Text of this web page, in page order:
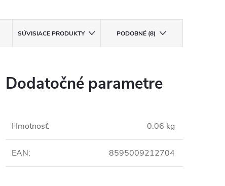
SÚVISIACE PRODUKTY PODOBNÉ (8)
Dodatočné parametre
Hmotnosť: 0.06 kg
EAN: 8595009212704